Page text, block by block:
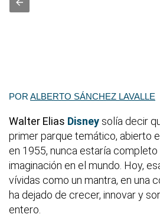
POR ALBERTO SÁNCHEZ LAVALLE
Walter Elias Disney solía decir
primer parque temático, abierto
en 1955, nunca estaría
imaginación en el mundo. Hoy,
vívidas como un mantra, en una
ha dejado de crecer, innovar y
entero.